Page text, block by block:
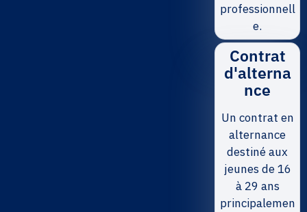
professionnell
e.
Contrat
d'alterna
nce
Un contrat en
alternance
destiné aux
jeunes de 16
à 29 ans
principalemen